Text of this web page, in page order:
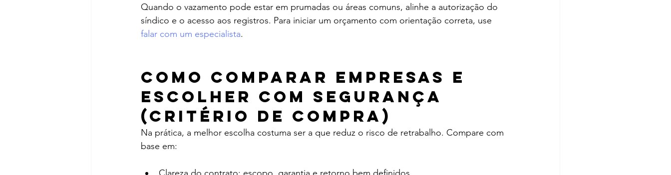
Quando o vazamento pode estar em prumadas ou áreas comuns, alinhe a autorização do
síndico e o acesso aos registros. Para iniciar um orçamento com orientação correta, use
falar com um especialista.
Como comparar empresas e
escolher com segurança
(critério de compra)
Na prática, a melhor escolha costuma ser a que reduz o risco de retrabalho. Compare com
base em: